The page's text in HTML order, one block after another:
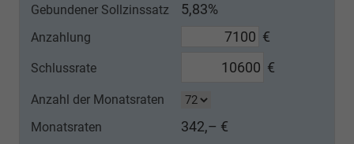
Gebundener Sollzinssatz 5,83%
Anzahlung €
Schlussrate €
Anzahl der Monatsraten
Monatsraten
342,– €